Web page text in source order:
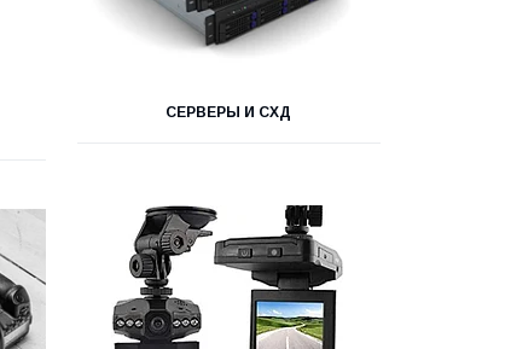
СЕРВЕРЫ И СХД